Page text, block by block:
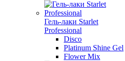
Гель-лаки Starlet
Professional
Disco
Platinum Shine Gel
Flower Mix